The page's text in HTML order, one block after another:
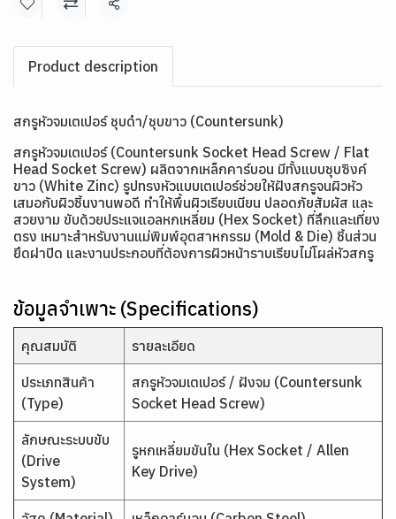
แชร์
Product description
สกรูหัวจมเตเปอร์ ชุบดำ/ชุบขาว (Countersunk)
สกรูหัวจมเตเปอร์ (Countersunk Socket Head Screw / Flat
Head Socket Screw) ผลิตจากเหล็กคาร์บอน มีทั้งแบบชุบซิงค์
ขาว (White Zinc) รูปทรงหัวแบบเตเปอร์ช่วยให้ฝังสกรูจนผิวหัว
เสมอกับผิวชิ้นงานพอดี ทำให้พื้นผิวเรียบเนียน ปลอดภัยสัมผัส และ
สวยงาม ขับด้วยประแจแอลหกเหลี่ยม (Hex Socket) ที่ลึกและเที่ยง
ตรง เหมาะสำหรับงานแม่พิมพ์อุตสาหกรรม (Mold & Die) ชิ้นส่วน
ยึดฝาปิด และงานประกอบที่ต้องการผิวหน้าราบเรียบไม่โผล่หัวสกรู
ข้อมูลจำเพาะ (Specifications)
คุณสมบัติ รายละเอียด
ประเภทสินค้า
(Type)
สกรูหัวจมเตเปอร์ / ฝังจม (Countersunk
Socket Head Screw)
ลักษณะระบบขับ
(Drive
System)
รูหกเหลี่ยมขันใน (Hex Socket / Allen
Key Drive)